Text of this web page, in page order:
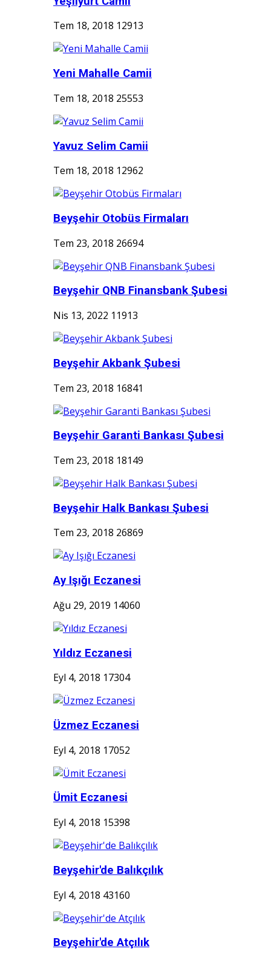
Tem 18, 2018 12913
Yeni Mahalle Camii
Tem 18, 2018 25553
Yavuz Selim Camii
Tem 18, 2018 12962
Beyşehir Otobüs Firmaları
Tem 23, 2018 26694
Beyşehir QNB Finansbank Şubesi
Nis 13, 2022 11913
Beyşehir Akbank Şubesi
Tem 23, 2018 16841
Beyşehir Garanti Bankası Şubesi
Tem 23, 2018 18149
Beyşehir Halk Bankası Şubesi
Tem 23, 2018 26869
Ay Işığı Eczanesi
Ağu 29, 2019 14060
Yıldız Eczanesi
Eyl 4, 2018 17304
Üzmez Eczanesi
Eyl 4, 2018 17052
Ümit Eczanesi
Eyl 4, 2018 15398
Beyşehir'de Balıkçılık
Eyl 4, 2018 43160
Beyşehir'de Atçılık